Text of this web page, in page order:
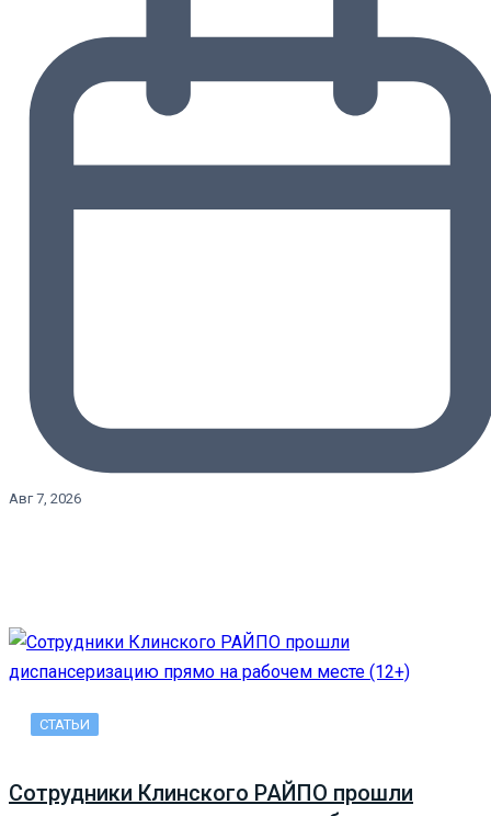
Авг 7, 2026
СТАТЬИ
Сотрудники Клинского РАЙПО прошли